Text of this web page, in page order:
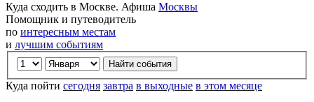
Куда сходить в Москве. Афиша Москвы
Помощник и путеводитель
по интересным местам
и лучшим событиям
Куда пойти сегодня завтра в выходные в этом месяце